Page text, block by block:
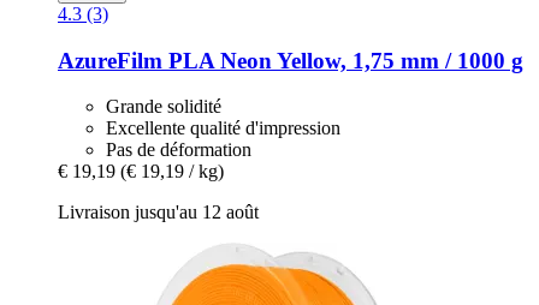
4.3 (3)
AzureFilm PLA Neon Yellow, 1,75 mm / 1000 g
Grande solidité
Excellente qualité d'impression
Pas de déformation
€ 19,19 (€ 19,19 / kg)
Livraison jusqu'au 12 août